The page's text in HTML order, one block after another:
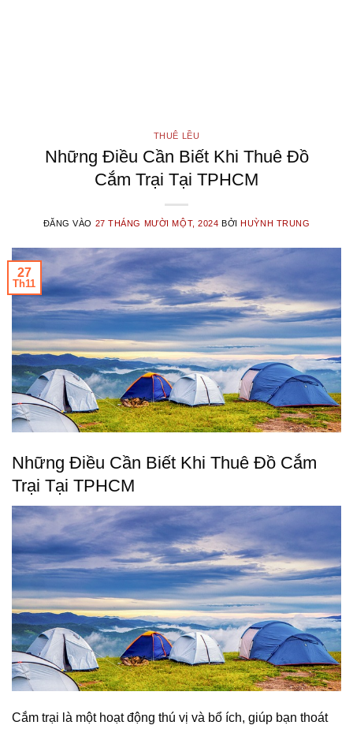
THUÊ LỀU
Những Điều Cần Biết Khi Thuê Đồ
Cắm Trại Tại TPHCM
ĐĂNG VÀO 27 THÁNG MƯỜI MỘT, 2024 BỞIHUỲNH TRUNG
27
Th11
Những Điều Cần Biết Khi Thuê Đồ Cắm
Trại Tại TPHCM
Cắm trại là một hoạt động thú vị và bổ ích, giúp bạn thoát